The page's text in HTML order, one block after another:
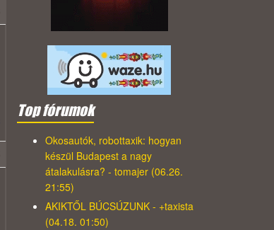
Top fórumok
Okosautók, robottaxik: hogyan
készül Budapest a nagy
átalakulásra? - tomajer (06.26.
21:55)
AKIKTŐL BÚCSÚZUNK - +taxista
(04.18. 01:50)